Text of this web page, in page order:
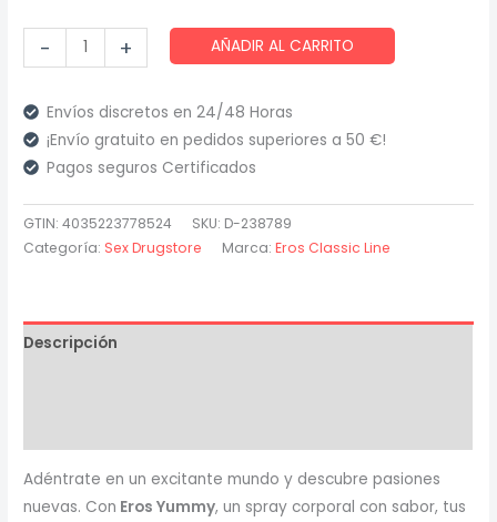
-
-
Spray
Corporal
Sip
and
Spritz
cantidad
+ AÑADIR AL CARRITO
Envíos discretos en 24/48 Horas
¡Envío gratuito en pedidos superiores a 50 €!
Pagos seguros Certificados
GTIN: 4035223778524 SKU: D-238789
Categoría: Sex Drugstore Marca:Eros Classic Line
Descripción
Adéntrate en un excitante mundo y descubre pasiones
nuevas. Con Eros Yummy, un spray corporal con sabor, tus